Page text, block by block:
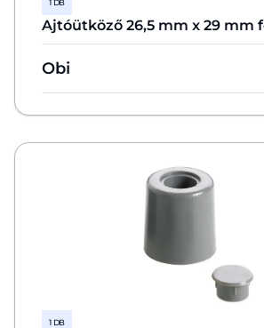
1 DB
Ajtóütköző 26,5 mm x 29 mm
Obi
1 DB